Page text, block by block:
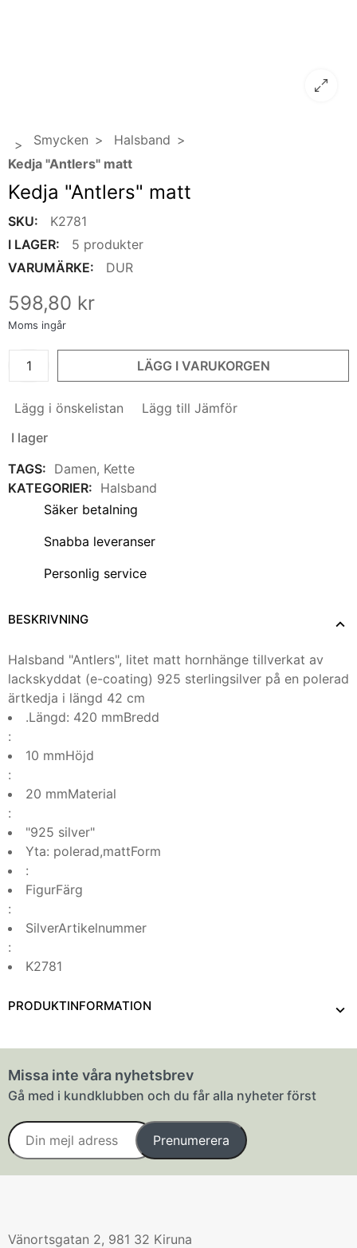
Smycken
Halsband
Kedja "Antlers" matt
Kedja "Antlers" matt
SKU:
K2781
I LAGER:
5 produkter
VARUMÄRKE:
DUR
598,80 kr
Moms ingår
LÄGG I VARUKORGEN
Lägg i önskelistan
Lägg till Jämför
I lager
TAGS: Damen, Kette
KATEGORIER: Halsband
Säker betalning
Snabba leveranser
Personlig service
BESKRIVNING
Halsband "Antlers", litet matt hornhänge tillverkat av
lackskyddat (e-coating) 925 sterlingsilver på en polerad
ärtkedja i längd 42 cm
.Längd: 420 mmBredd
:
10 mmHöjd
:
20 mmMaterial
:
"925 silver"
Yta: polerad,mattForm
:
FigurFärg
:
SilverArtikelnummer
:
K2781
PRODUKTINFORMATION
Missa inte våra nyhetsbrev
Gå med i kundklubben och du får alla nyheter först
Prenumerera
Vänortsgatan 2, 981 32 Kiruna